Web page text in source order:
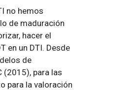
no hemos
de maduración
hacer el
en un DTI. Desde
de
(2015), para las
para la valoración